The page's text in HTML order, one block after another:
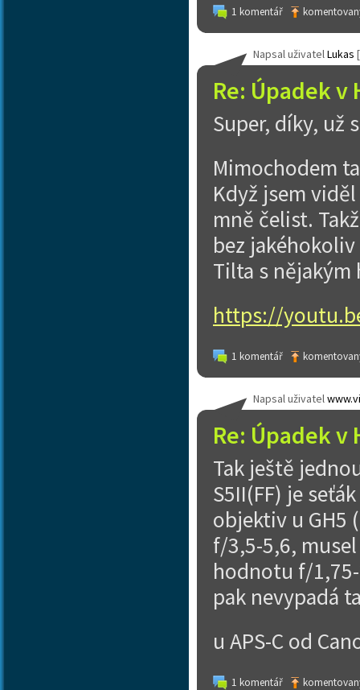
1 komentář
Re: Úpadek
Napsal uživatelLukas [
Super, díky, už
Mimochodem
Když jsem
mně čelist.
bez
Tilta s nějakým
https://
1 komentář
Re: Úpadek
Napsal uživatel
Tak ještě
S5II(FF) je
objektiv u GH5
f/3,5-5,6,
hodnotu f/
pak nevypadá
u APS-C od
1 komentář